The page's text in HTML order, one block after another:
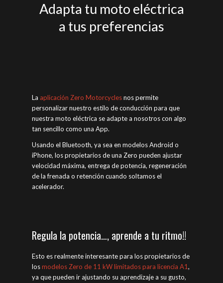
Adapta tu moto eléctrica
a tus preferencias
La aplicación Zero Motorcyclesnos permite
personalizar nuestro estilo de conducción para que
nuestra moto eléctrica se adapte a nosotros con algo
tan sencillo como una App.
Usando el Bluetooth, ya sea en modelos Android o
iPhone, los propietarios de una Zero pueden ajustar
velocidad máxima, entrega de potencia, regeneración
de la frenada o retención cuando soltamos el
acelerador.
Regula la potencia…, aprende a tu ritmo!!
Esto es realmente interesante para los propietarios de
losmodelos Zero de 11 kW limitados para licencia A1,
ya que pueden ir ajustando su aprendizaje a su gusto,